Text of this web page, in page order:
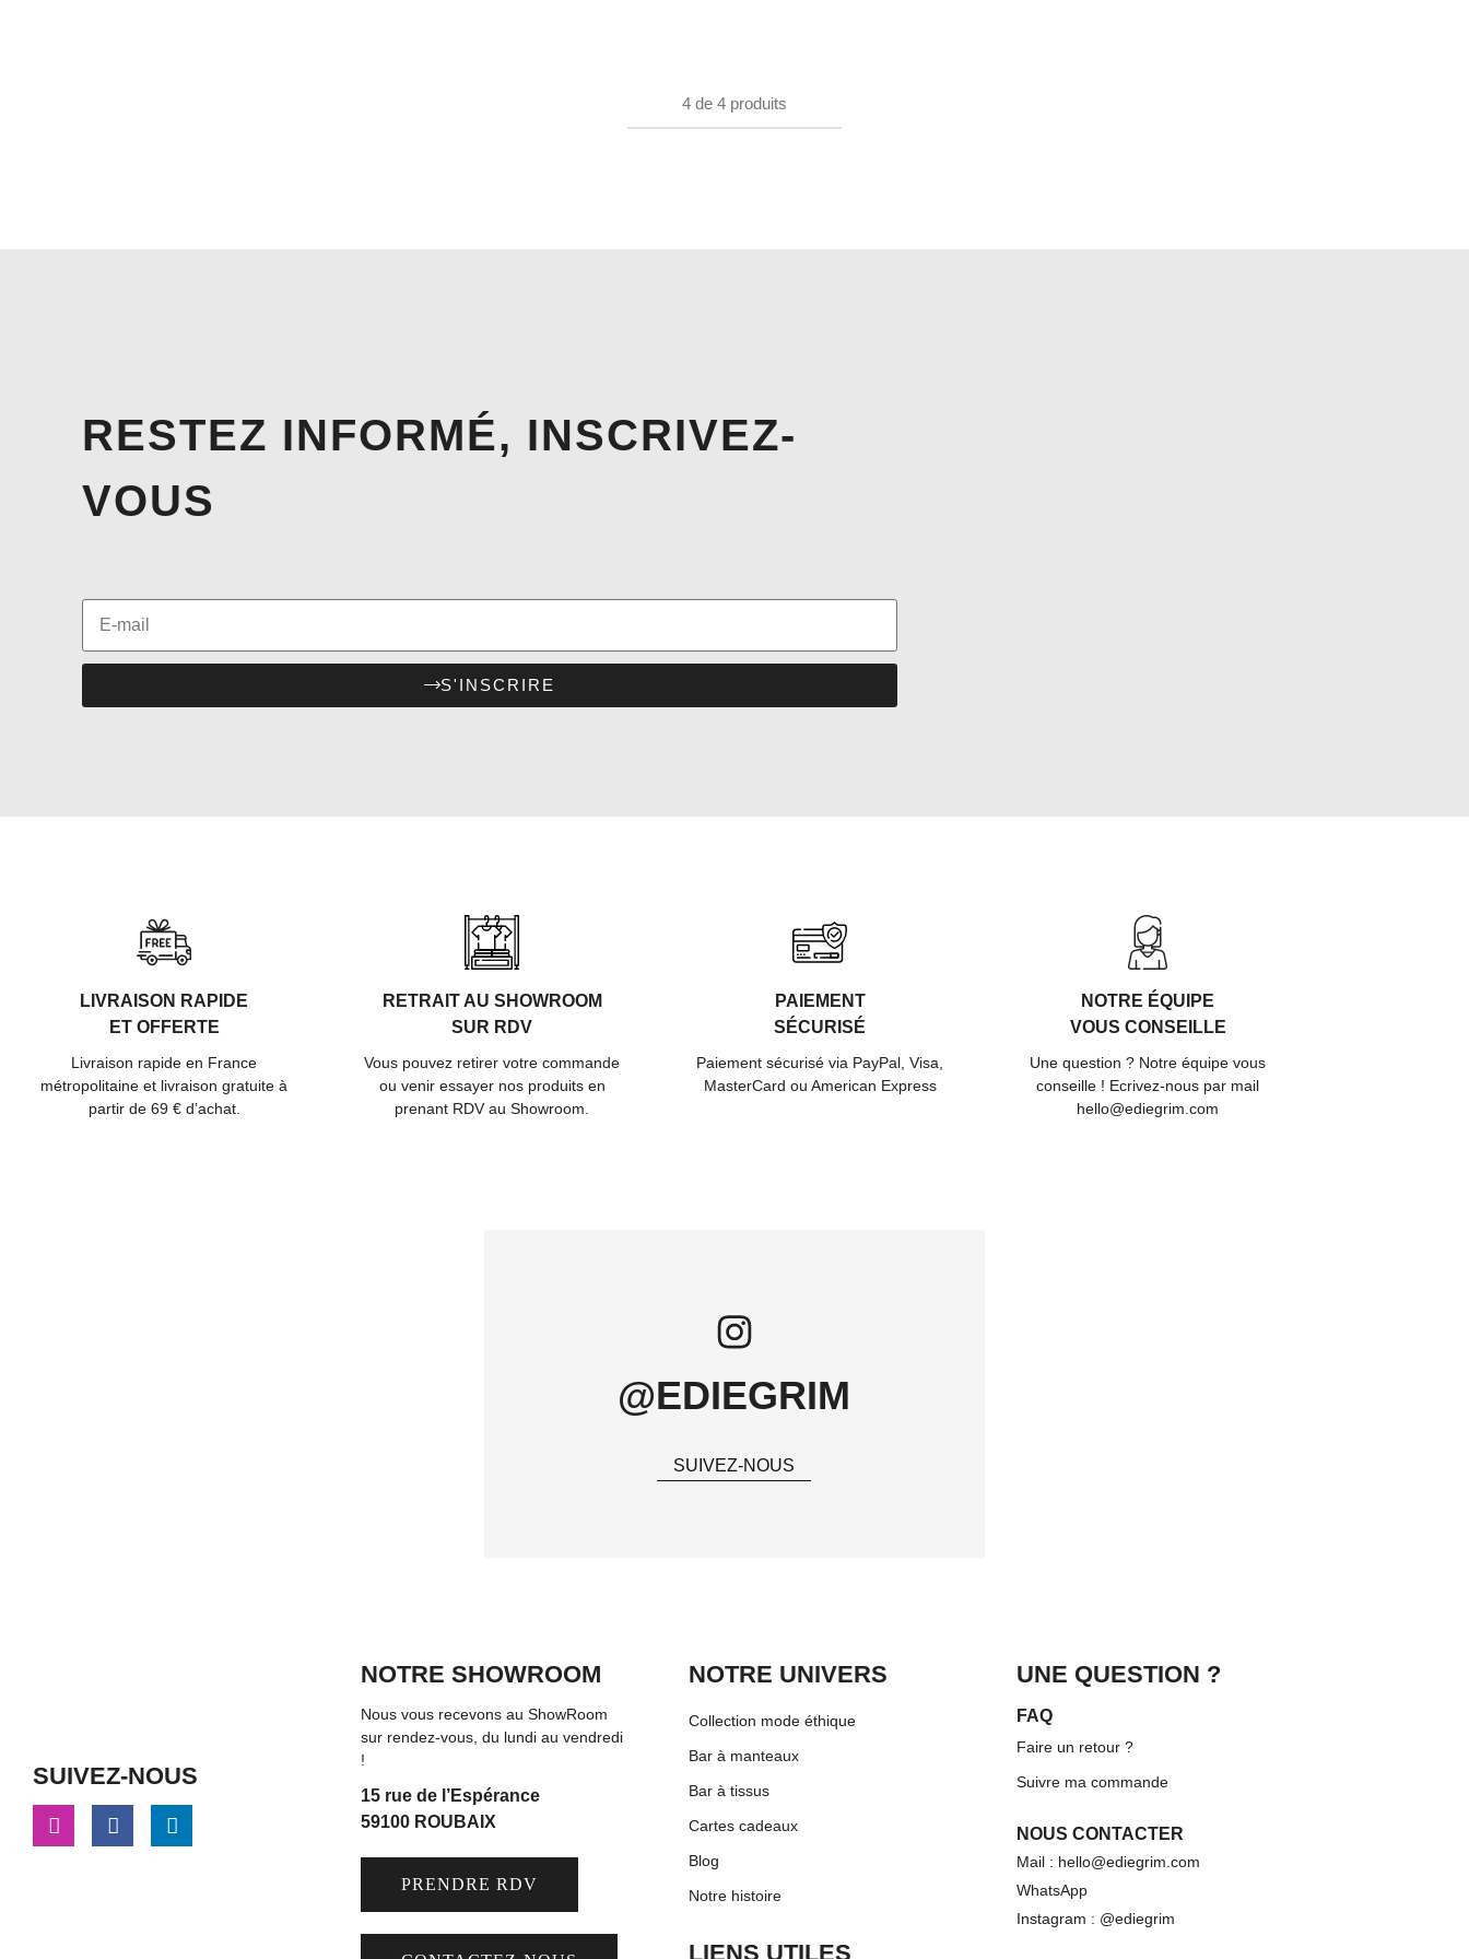
4 de 4 produits
RESTEZ INFORMÉ, INSCRIVEZ-
VOUS
S'INSCRIRE
LIVRAISON RAPIDE
ET OFFERTE
Livraison rapide en France
métropolitaine et livraison gratuite à
partir de 69 € d’achat.
RETRAIT AU SHOWROOM
SUR RDV
Vous pouvez retirer votre commande
ou venir essayer nos produits en
prenant RDV au Showroom.
PAIEMENT
SÉCURISÉ
Paiement sécurisé via PayPal, Visa,
MasterCard ou American Express
NOTRE ÉQUIPE
VOUS CONSEILLE
Une question ? Notre équipe vous
conseille ! Ecrivez-nous par mail
hello@ediegrim.com
@EDIEGRIM
SUIVEZ-NOUS
SUIVEZ-NOUS
NOTRE SHOWROOM
Nous vous recevons au ShowRoom
sur rendez-vous, du lundi au vendredi
!
15 rue de l’Espérance
59100 ROUBAIX
PRENDRE RDV
NOTRE UNIVERS
Collection mode éthique
Bar à manteaux
Bar à tissus
Cartes cadeaux
Blog
Notre histoire
LIENS UTILES
UNE QUESTION ?
FAQ
Faire un retour ?
Suivre ma commande
NOUS CONTACTER
Mail : hello@ediegrim.com
WhatsApp
Instagram : @ediegrim